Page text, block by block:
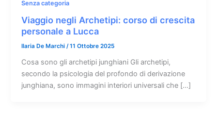
Senza categoria
Viaggio negli Archetipi: corso di crescita
personale a Lucca
Ilaria De Marchi/11 Ottobre 2025
Cosa sono gli archetipi junghiani Gli archetipi,
secondo la psicologia del profondo di derivazione
junghiana, sono immagini interiori universali che […]